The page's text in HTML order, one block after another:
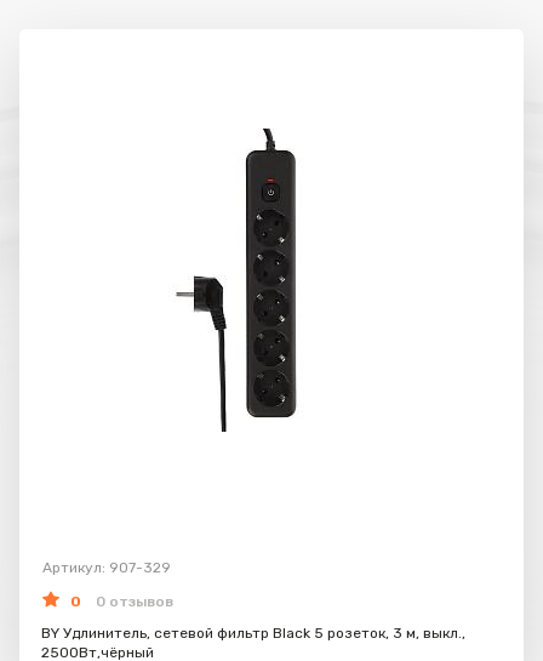
Артикул: 907-329
0
0 отзывов
BY Удлинитель, сетевой фильтр Black 5 розеток, 3 м, выкл.,
2500Вт,чёрный